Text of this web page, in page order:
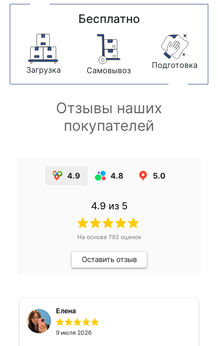
Бесплатно
Загрузка Самовывоз
Подготовка
Отзывы наших
покупателей
4.9 4.8 5.0
4.9 из 5
На основе 793 оценок
Оставить отзыв
Елена
9 июля 2026